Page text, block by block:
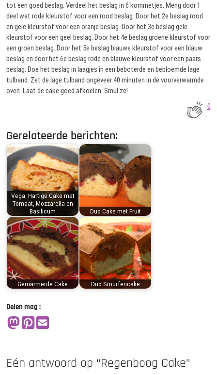
tot een goed beslag. Verdeel het beslag in 6 kommetjes. Meng door 1
deel wat rode kleurstof voor een rood beslag. Door het 2e beslag rood
en gele kleurstof voor een oranje beslag. Door het 3e beslag gele
kleurstof voor een geel beslag. Door het 4e beslag groene kleurstof voor
een groen beslag. Door het 5e beslag blauwe kleurstof voor een blauw
beslag en door het 6e beslag rode en blauwe kleurstof voor een paars
beslag. Doe het beslag in laagjes in een beboterde en bebloemde lage
tulband. Zet de lage tulband ongeveer 40 minuten in de voorverwarmde
oven. Laat de cake goed afkoelen. Smul ze!
0
Gerelateerde berichten:
Vega: Hartige Cake met
Tomaat, Mozzarella en
Basilicum
Duo Cake met Fruit
Gemarmerde Cake Duo Smurfencake
Delen mag :
Eén antwoord op “Regenboog Cake”